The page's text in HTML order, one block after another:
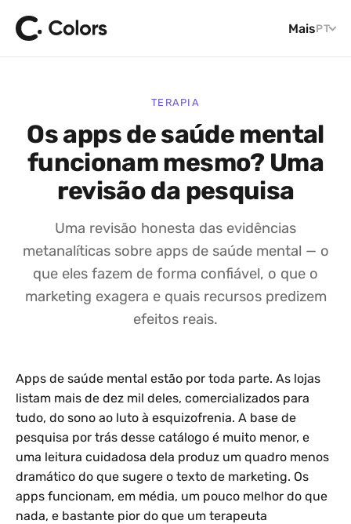
MaisPT
TERAPIA
Os apps de saúde mental
funcionam mesmo? Uma
revisão da pesquisa
Uma revisão honesta das evidências
metanalíticas sobre apps de saúde mental — o
que eles fazem de forma confiável, o que o
marketing exagera e quais recursos predizem
efeitos reais.
Apps de saúde mental estão por toda parte. As lojas
listam mais de dez mil deles, comercializados para
tudo, do sono ao luto à esquizofrenia. A base de
pesquisa por trás desse catálogo é muito menor, e
uma leitura cuidadosa dela produz um quadro menos
dramático do que sugere o texto de marketing. Os
apps funcionam, em média, um pouco melhor do que
nada, e bastante pior do que um terapeuta